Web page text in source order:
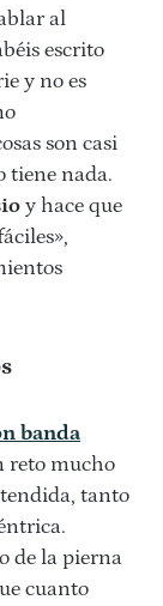
al
escrito
y ​​no es
son casi
tiene nada.
y hace que
banda
reto mucho
tanto
de la pierna
cuanto